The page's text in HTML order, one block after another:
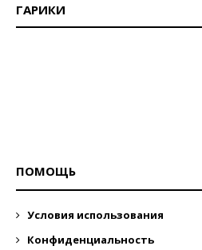
ГАРИКИ
ПОМОЩЬ
Условия использования
Конфиденциальность